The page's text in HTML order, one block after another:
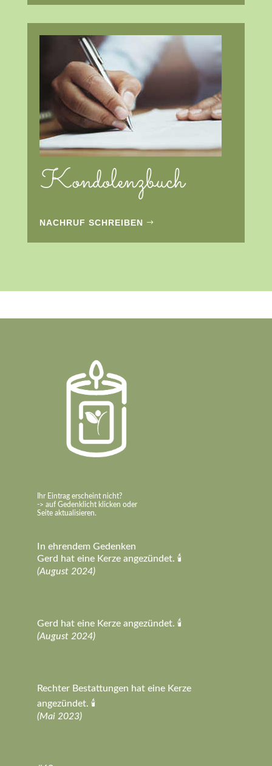
Kondolenzbuch
NACHRUF SCHREIBEN
Ihr Eintrag erscheint nicht?
-> auf Gedenklicht klicken oder
Seite aktualisieren.
In ehrendem Gedenken
Gerd hat eine Kerze angezündet. 🕯️
(August 2024)
Gerd hat eine Kerze angezündet. 🕯️
(August 2024)
Rechter Bestattungen hat eine Kerze
angezündet. 🕯️
(Mai 2023)